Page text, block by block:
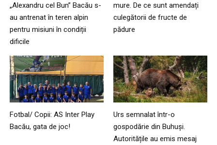
„Alexandru cel Bun” Bacău s-
au antrenat în teren alpin
pentru misiuni în condiții
dificile
mure. De ce sunt amendați
culegătorii de fructe de
pădure
Fotbal/ Copii: AS Inter Play
Bacău, gata de joc!
Urs semnalat într-o
gospodărie din Buhuși.
Autoritățile au emis mesaj